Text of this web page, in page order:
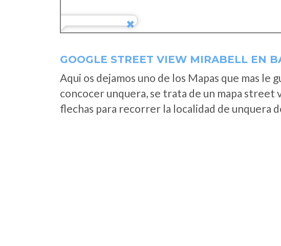
GOOGLE STREET VIEW MIRABELL EN
Aqui os dejamos uno de los Mapas que mas le
concocer unquera, se trata de un mapa street
flechas para recorrer la localidad de unquera